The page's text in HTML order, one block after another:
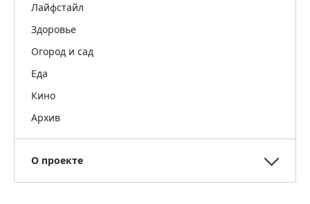
Лайфстайл
Здоровье
Огород и сад
Еда
Кино
Архив
О проекте